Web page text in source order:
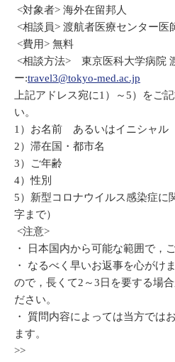
<対象者> 海外在留邦人
<相談員> 渡航者医療センター医
<費用> 無料
<相談方法> 東京医科大学病院
ー:travel3@tokyo-med.ac.jp
上記アドレス宛に1）～5）をご
い。
1）お名前 あるいはイニシャル
2）滞在国・都市名
3）ご年齢
4）性別
5）新型コロナウイルス感染症に
字まで）
<注意>
・ 日本国内から可能な範囲で，
・ なるべく早いお返事を心がけ
ので，長くて2～3日を要する場
ださい。
・ 質問内容によっては当方では
ます。
>>